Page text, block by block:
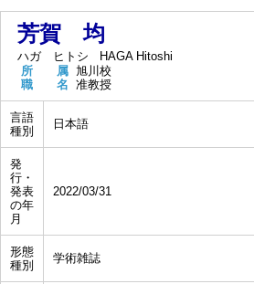
芳賀 均
ハガ ヒトシ
HAGA Hitoshi
所 属 旭川校
職 名 准教授
言語
種別
日本語
発
行・
発表
の年
月
2022/03/31
形態
種別
学術雑誌